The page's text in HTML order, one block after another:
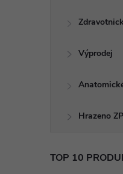
Výprodej
Hrazeno ZP
TOP 10